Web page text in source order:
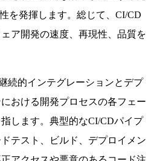
を発揮します。総じて、CI/CD
ア開発の速度、再現性、品質を
続的インテグレーションとデプ
おける開発プロセスの各フェー
します。典型的なCI/CDパイプ
テスト、ビルド、デプロイメン